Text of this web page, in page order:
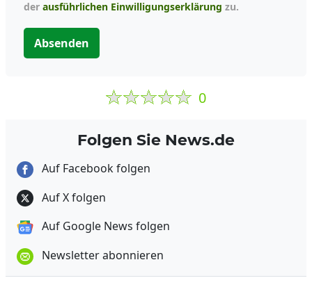
der ausführlichen Einwilligungserklärung zu.
Absenden
0
Folgen Sie News.de
Auf Facebook folgen
Auf X folgen
Auf Google News folgen
Newsletter abonnieren